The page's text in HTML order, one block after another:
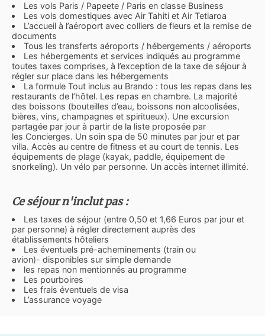
Les vols Paris / Papeete / Paris en classe Business
Les vols domestiques avec Air Tahiti et Air Tetiaroa
L’accueil à l’aéroport avec colliers de fleurs et la remise de
documents
Tous les transferts aéroports / hébergements / aéroports
Les hébergements et services indiqués au programme
toutes taxes comprises, à l’exception de la taxe de séjour à
régler sur place dans les hébergements
La formule Tout inclus au Brando : tous les repas dans les
restaurants de l’hôtel. Les repas en chambre. La majorité
des boissons (bouteilles d’eau, boissons non alcoolisées,
bières, vins, champagnes et spiritueux). Une excursion
partagée par jour à partir de la liste proposée par
les Concierges. Un soin spa de 50 minutes par jour et par
villa. Accès au centre de fitness et au court de tennis. Les
équipements de plage (kayak, paddle, équipement de
snorkeling). Un vélo par personne. Un accès internet illimité.
Ce séjour n'inclut pas :
Les taxes de séjour (entre 0,50 et 1,66 Euros par jour et
par personne) à régler directement auprès des
établissements hôteliers
Les éventuels pré-acheminements (train ou
avion)- disponibles sur simple demande
les repas non mentionnés au programme
Les pourboires
Les frais éventuels de visa
L’assurance voyage